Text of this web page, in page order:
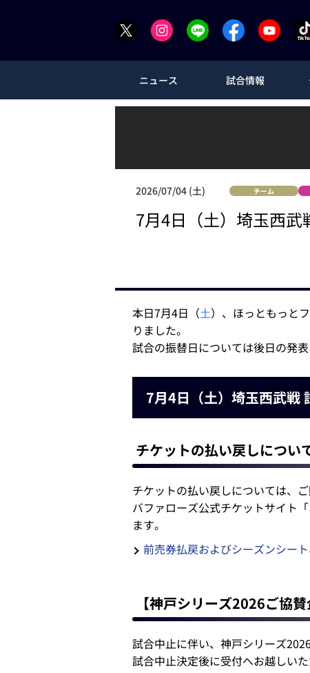
ニュース 試合情報
2026/07/04 (土) チーム
7月4日（土）埼玉西
本日7月4日（土）、ほっともっと
りました。
試合の振替日については後日の発
7月4日（土）埼玉西武戦
チケットの払い戻しについ
チケットの払い戻しについては、
バファローズ公式チケットサイト
ます。
前売券払戻およびシーズンシー
【神戸シリーズ2026ご協
試合中止に伴い、神戸シリーズ
試合中止決定後に受付へお越しい